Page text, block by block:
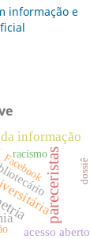
informação e
pareceristas
informação
acesso aberto
Facebook
racismo
dossiê